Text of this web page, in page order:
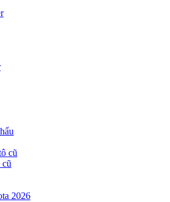
cũ
cũ
2026